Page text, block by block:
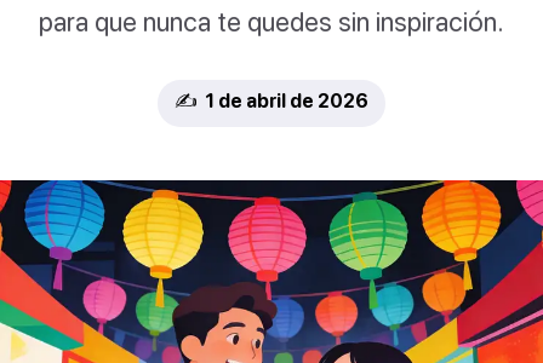
para que nunca te quedes sin inspiración.
✍️ 1 de abril de 2026